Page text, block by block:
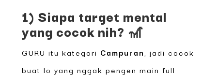
1) Siapa target mental
yang cocok nih? 🎢
GURU itu kategori Campuran , jadi cocok
buat lo yang nggak pengen main full